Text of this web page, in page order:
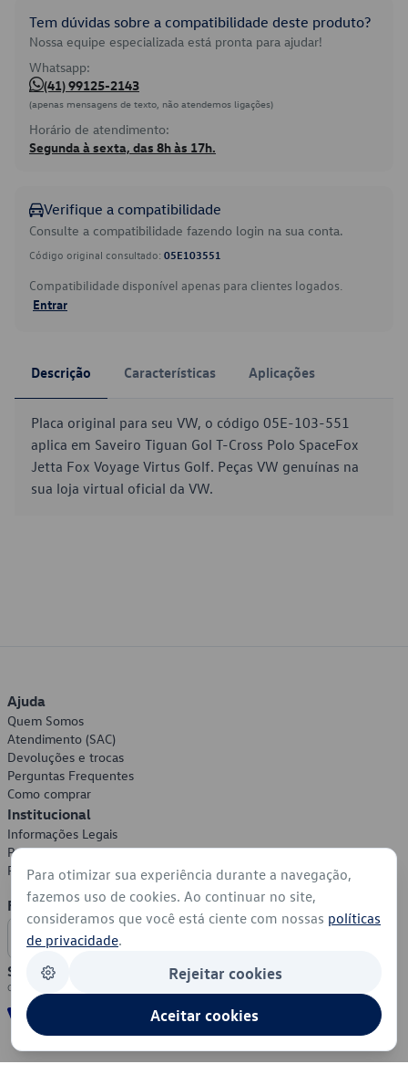
Tem dúvidas sobre a compatibilidade deste produto?
Nossa equipe especializada está pronta para ajudar!
Whatsapp:
(41) 99125-2143
(apenas mensagens de texto, não atendemos ligações)
Horário de atendimento:
Segunda à sexta, das 8h às 17h.
Verifique a compatibilidade
Consulte a compatibilidade fazendo login na sua conta.
Código original consultado: 05E103551
Compatibilidade disponível apenas para clientes logados.
Entrar
Descrição Características Aplicações
Placa original para seu VW, o código 05E-103-551
aplica em Saveiro Tiguan Gol T-Cross Polo SpaceFox
Jetta Fox Voyage Virtus Golf. Peças VW genuínas na
sua loja virtual oficial da VW.
Ajuda
Quem Somos
Atendimento (SAC)
Devoluções e trocas
Perguntas Frequentes
Como comprar
Institucional
Informações Legais
Política de Privacidade
Política de Cookies
Formas de Pagamento
Segurança
Para otimizar sua experiência durante a navegação,
fazemos uso de cookies. Ao continuar no site,
consideramos que você está ciente com nossas políticas
de privacidade.
Rejeitar cookies
Aceitar cookies